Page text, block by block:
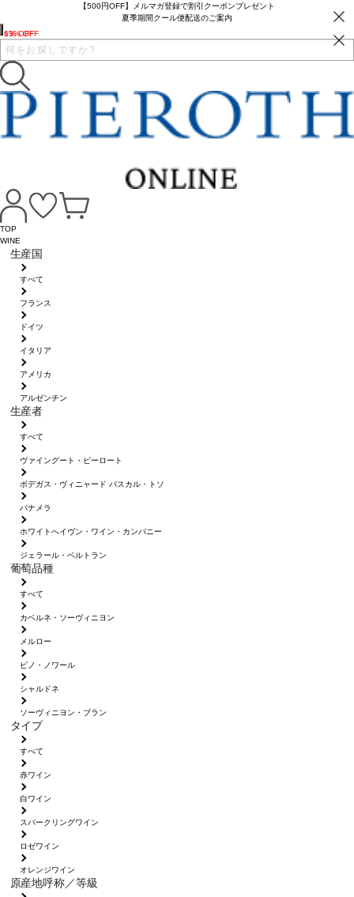
【500円OFF】メルマガ登録で割引クーポンプレゼント
夏季期間クール便配送のご案内
TOP
WINE
生産国
すべて
フランス
ドイツ
イタリア
アメリカ
アルゼンチン
生産者
すべて
ヴァイングート・ピーロート
ボデガス・ヴィニャード パスカル・トソ
パナメラ
ホワイトへイヴン・ワイン・カンパニー
ジェラール・ベルトラン
葡萄品種
すべて
カベルネ・ソーヴィニヨン
メルロー
ピノ・ノワール
シャルドネ
ソーヴィニヨン・ブラン
タイプ
すべて
赤ワイン
白ワイン
スパークリングワイン
ロゼワイン
オレンジワイン
原産地呼称／等級
6% OFF
13% OFF